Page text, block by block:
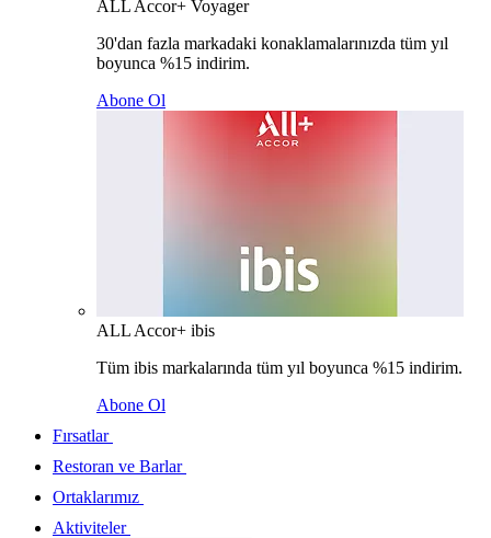
ALL Accor+ Voyager
30'dan fazla markadaki konaklamalarınızda tüm yıl
boyunca %15 indirim.
Abone Ol
ALL Accor+ ibis
Tüm ibis markalarında tüm yıl boyunca %15 indirim.
Abone Ol
Fırsatlar
Restoran ve Barlar
Ortaklarımız
Aktiviteler